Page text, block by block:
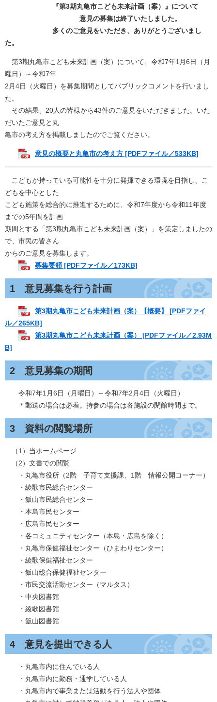
『第3期丸亀市こども未来計画（案）』について
意見の募集は終了いたしました。
多くのご意見をいただき、ありがとうございまし
た。
第3期丸亀市こども未来計画（案）について、令和7年1月6日（月
曜日）～令和7年
2月4日（火曜日）を募集期間としてパブリックコメントを行いまし
た。
その結果、20人の皆様から43件のご意見をいただきました。いた
だいたご意見と丸
亀市の考え方を掲載しましたのでご覧ください。
意見の概要と丸亀市の考え方 [PDFファイル／533KB]
こどもが持っている可能性を十分に発揮できる環境を目指し、こ
どもを中心とした
こども施策を総合的に推進するために、令和7年度から令和11年度
までの5年間を計画
期間とする「第3期丸亀市こども未来計画（案）」を策定しましたの
で、市民の皆さん
からのご意見を募集します。
募集要領 [PDFファイル／173KB]
1 意見募集を行う計画
第3期丸亀市こども未来計画（案）【概要】 [PDFファイ
ル／265KB]
第3期丸亀市こども未来計画（案） [PDFファイル／2.93M
B]
2 意見募集の期間
令和7年1月6日（月曜日）～令和7年2月4日（火曜日）
＊郵送の場合は必着。持参の場合は各施設の閉館時間まで。
3 資料の閲覧場所
（1）当ホームページ
（2）文書での閲覧
・丸亀市役所（2階 子育て支援課、1階 情報公開コーナー）
・綾歌市民総合センター
・飯山市民総合センター
・本島市民センター
・広島市民センター
・各コミュニティセンター（本島・広島を除く）
・丸亀市保健福祉センター（ひまわりセンター）
・綾歌保健福祉センター
・飯山総合保健福祉センター
・市民交流活動センター（マルタス）
・中央図書館
・綾歌図書館
・飯山図書館
4 意見を提出できる人
・丸亀市内に住んでいる人
・丸亀市内に勤務・通学している人
・丸亀市内で事業または活動を行う法人や団体